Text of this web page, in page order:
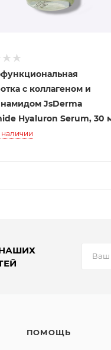
с коллагеном и
JsDerma
Hyaluron Serum, 30
наличии
НАШИХ
ПОМОЩЬ